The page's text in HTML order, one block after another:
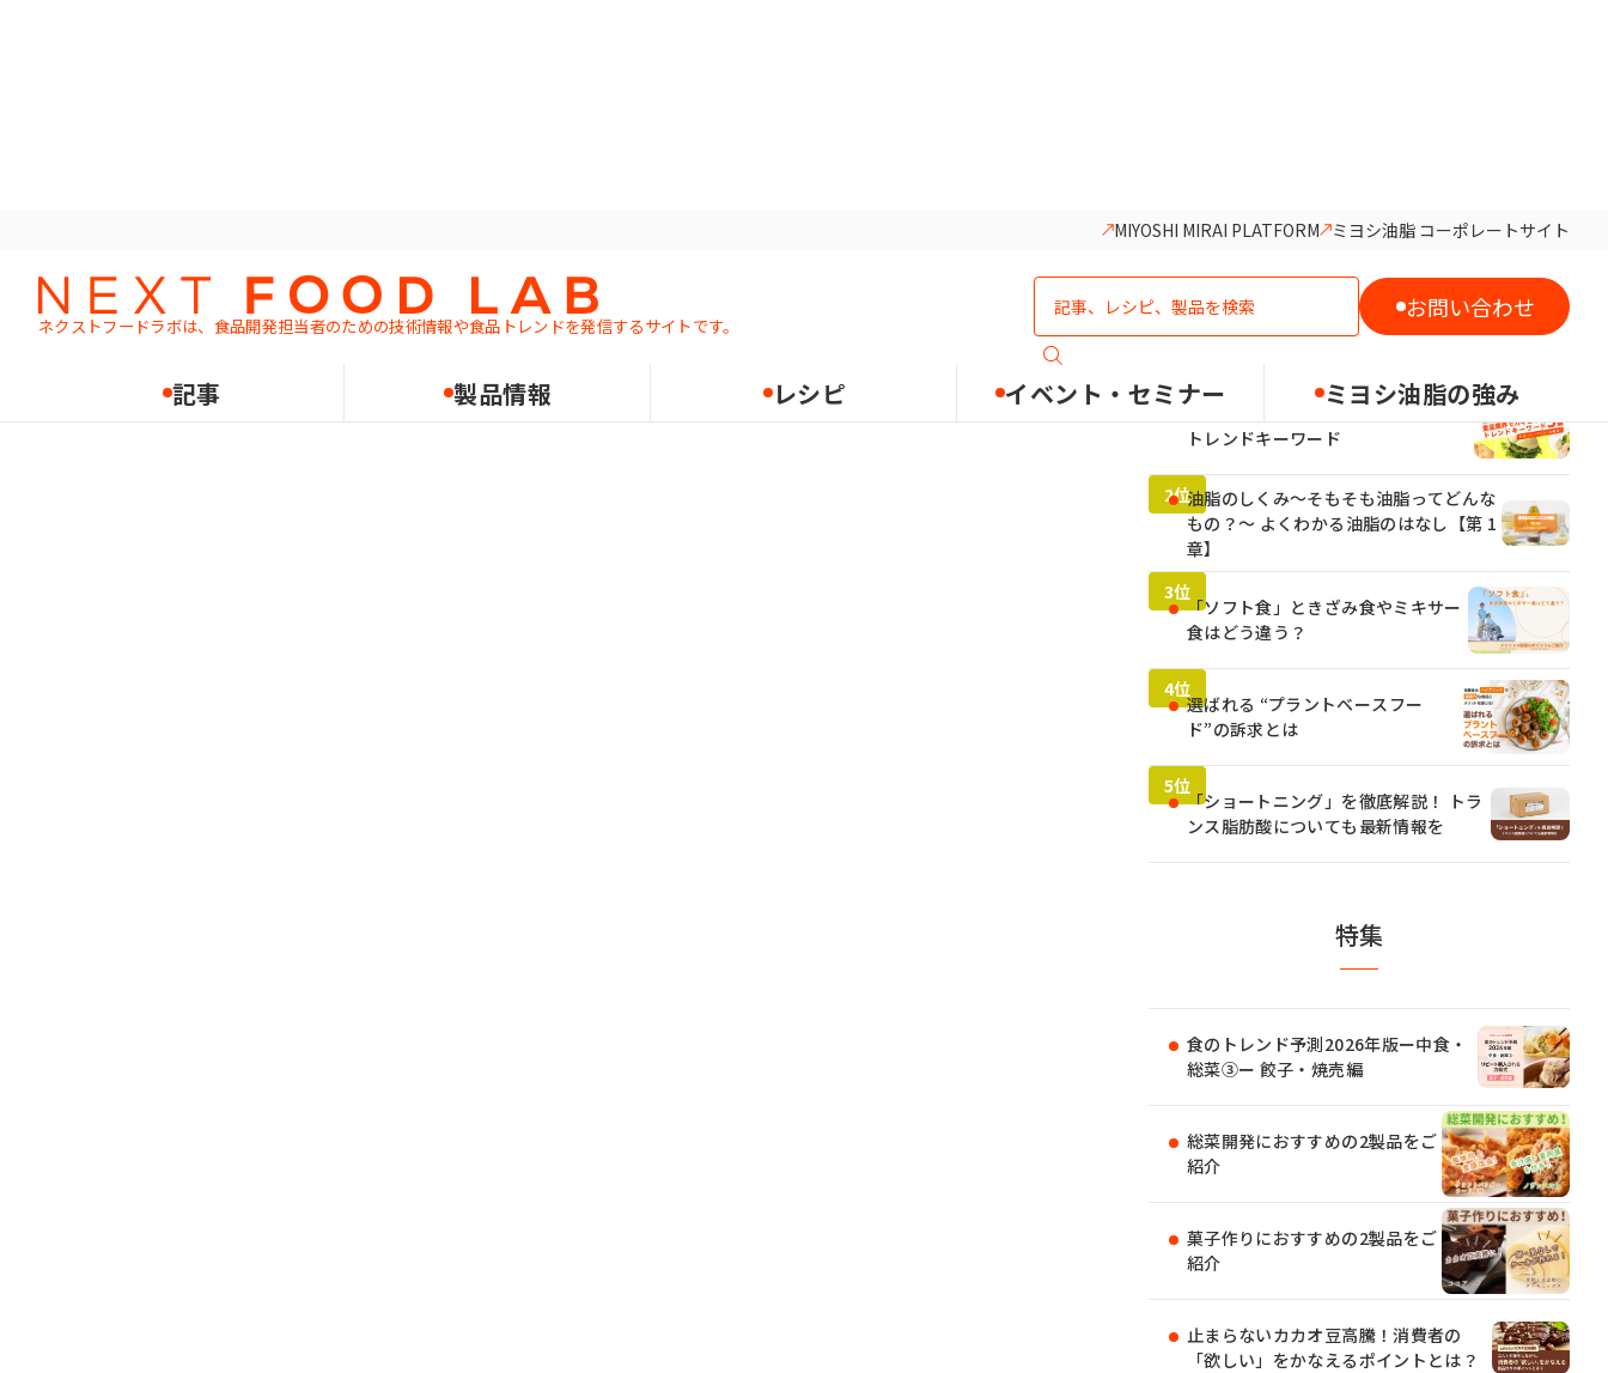
MIYOSHI MIRAI PLATFORM ミヨシ油脂 コーポレートサイト
ネクストフードラボは、食品開発担当者のための技術情報や食品トレンドを発信するサイトです。
お問い合わせ
記事 製品情報 レシピ イベント・セミナー ミヨシ油脂の強み
「パントレンド」の記事一覧 人気記事ランキング
2026年食品業界でカギとなる5つの
トレンドキーワード
油脂のしくみ～そもそも油脂ってどんな
もの？～ よくわかる油脂のはなし【第 1
章】
「ソフト食」ときざみ食やミキサー
食はどう違う？
選ばれる “プラントベースフー
ド”の訴求とは
「ショートニング」を徹底解説！ トラ
ンス脂肪酸についても最新情報を
特集
食のトレンド予測2026年版ー中食・
総菜③ー 餃子・焼売編
総菜開発におすすめの2製品をご
紹介
菓子作りにおすすめの2製品をご
紹介
止まらないカカオ豆高騰！消費者の
「欲しい」をかなえるポイントとは？